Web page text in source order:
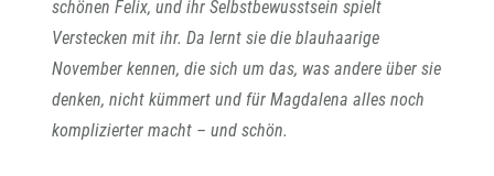
schönen Felix, und ihr Selbstbewusstsein spielt
Verstecken mit ihr. Da lernt sie die blauhaarige
November kennen, die sich um das, was andere über sie
denken, nicht kümmert und für Magdalena alles noch
komplizierter macht – und schön.